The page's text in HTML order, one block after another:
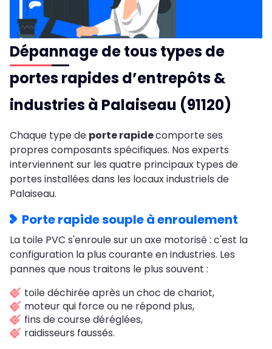
Dépannage de tous types de
portes rapides d’entrepôts &
industries à Palaiseau (91120)
Chaque type de porte rapidecomporte ses
propres composants spécifiques. Nos experts
interviennent sur les quatre principaux types de
portes installées dans les locaux industriels de
Palaiseau.
Porte rapide souple à enroulement
La toile PVC s'enroule sur un axe motorisé : c'est la
configuration la plus courante en industries. Les
pannes que nous traitons le plus souvent :
toile déchirée après un choc de chariot,
moteur qui force ou ne répond plus,
fins de course déréglées,
raidisseurs faussés.